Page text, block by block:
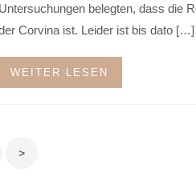
Untersuchungen belegten, dass die
Corvina ist. Leider ist bis dato […]
WEITER LESEN
>